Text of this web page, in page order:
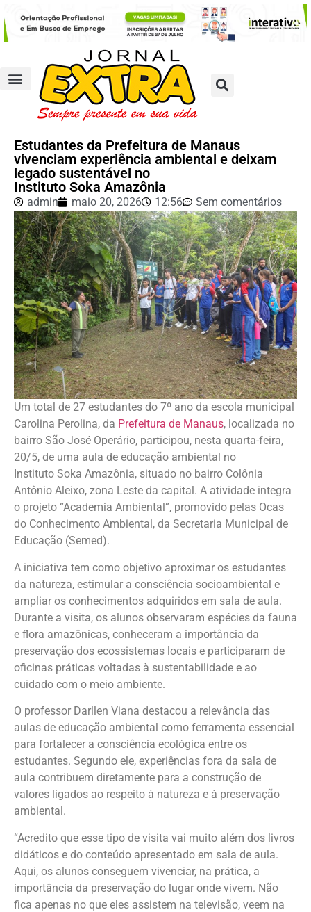
Estudantes da Prefeitura de Manaus
vivenciam experiência ambiental e deixam
legado sustentável no
Instituto Soka Amazônia
admin maio 20, 2026 12:56 Sem comentários
Um total de 27 estudantes do 7º ano da escola municipal
Carolina Perolina, da Prefeitura de Manaus, localizada no
bairro São José Operário, participou, nesta quarta-feira,
20/5, de uma aula de educação ambiental no
Instituto Soka Amazônia, situado no bairro Colônia
Antônio Aleixo, zona Leste da capital. A atividade integra
o projeto “Academia Ambiental”, promovido pelas Ocas
do Conhecimento Ambiental, da Secretaria Municipal de
Educação (Semed).
A iniciativa tem como objetivo aproximar os estudantes
da natureza, estimular a consciência socioambiental e
ampliar os conhecimentos adquiridos em sala de aula.
Durante a visita, os alunos observaram espécies da fauna
e flora amazônicas, conheceram a importância da
preservação dos ecossistemas locais e participaram de
oficinas práticas voltadas à sustentabilidade e ao
cuidado com o meio ambiente.
O professor Darllen Viana destacou a relevância das
aulas de educação ambiental como ferramenta essencial
para fortalecer a consciência ecológica entre os
estudantes. Segundo ele, experiências fora da sala de
aula contribuem diretamente para a construção de
valores ligados ao respeito à natureza e à preservação
ambiental.
“Acredito que esse tipo de visita vai muito além dos livros
didáticos e do conteúdo apresentado em sala de aula.
Aqui, os alunos conseguem vivenciar, na prática, a
importância da preservação do lugar onde vivem. Não
fica apenas no que eles assistem na televisão, veem na